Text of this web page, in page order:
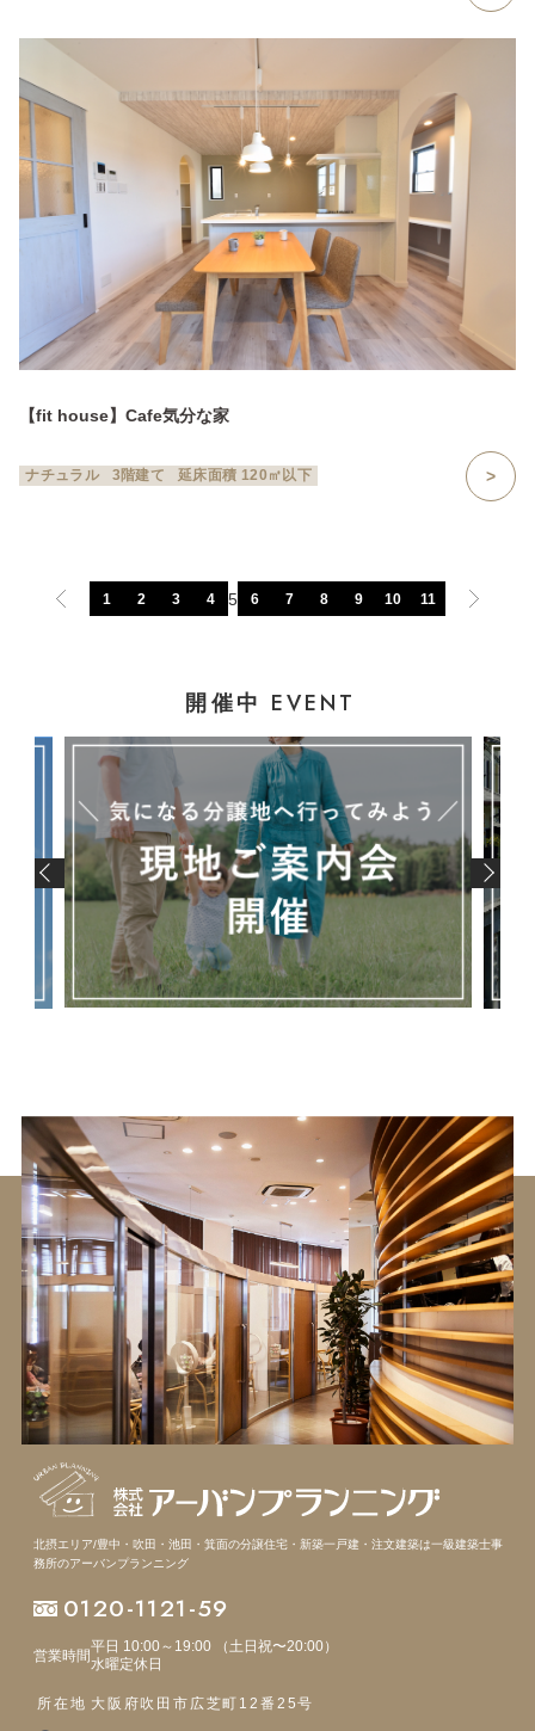
【fit house】Cafe気分な家
ナチュラル 3階建て 延床面積 120㎡以下
1 2 3 4 5 6 7 8 9 10 11
開催中 EVENT
北摂エリア/豊中・吹田・池田・箕面の分譲住宅・新築一戸建・注文建築は一級建築士事
務所のアーバンプランニング
0120-1121-59
営業時間
平日 10:00～19:00 （土日祝〜20:00）
水曜定休日
所在地 大阪府吹田市広芝町12番25号